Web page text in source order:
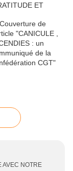
AVEC NOTRE